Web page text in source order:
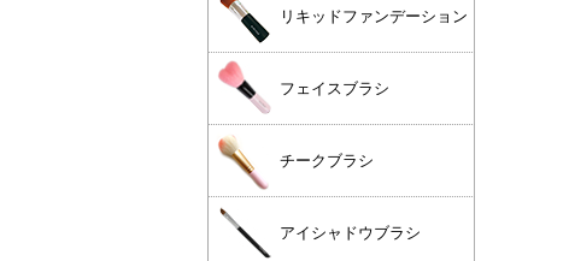
リキッドファンデーション
フェイスブラシ
チークブラシ
アイシャドウブラシ